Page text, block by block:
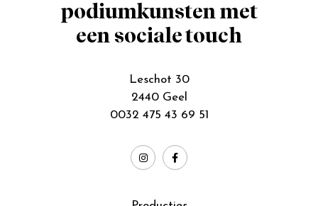
podiumkunsten met
een sociale touch
Leschot 30
2440 Geel
0032 475 43 69 51